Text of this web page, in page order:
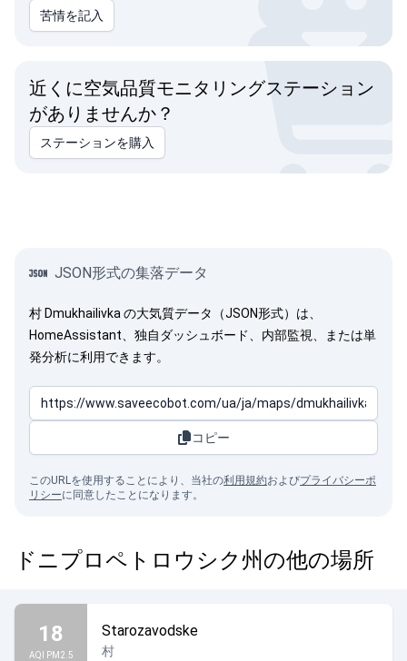
苦情を記入
近くに空気品質モニタリングステーション
がありませんか？
ステーションを購入
JSON形式の集落データ
村 Dmukhailivka の大気質データ（JSON形式）は、
HomeAssistant、独自ダッシュボード、内部監視、または単
発分析に利用できます。
コピー
このURLを使用することにより、当社の利用規約およびプライバシーポ
リシーに同意したことになります。
ドニプロペトロウシク州の他の場所
18
AQI PM2.5
Starozavodske
村